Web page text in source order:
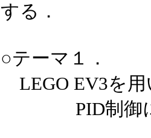
する．
○テーマ１．
LEGO EV3を
PID制御によ